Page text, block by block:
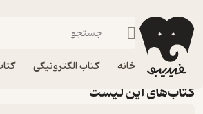
خانه کتاب الکترونیکی
گرامافون
کتاب‌های این لیست